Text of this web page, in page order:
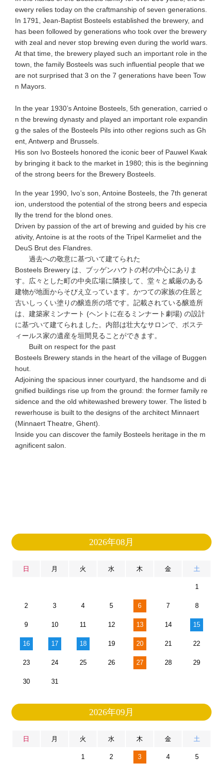
ewery relies today on the craftmanship of seven generations.
In 1791, Jean-Baptist Bosteels established the brewery, and
has been followed by generations who took over the brewery
with zeal and never stop brewing even during the world wars.
At that time, the brewery played such an important role in the
town, the family Bosteels was such influential people that we
are not surprised that 3 on the 7 generations have been Tow
n Mayors.
In the year 1930’s Antoine Bosteels, 5th generation, carried o
n the brewing dynasty and played an important role expandin
g the sales of the Bosteels Pils into other regions such as Gh
ent, Antwerp and Brussels.
His son Ivo Bosteels honored the iconic beer of Pauwel Kwak
by bringing it back to the market in 1980; this is the beginning
of the strong beers for the Brewery Bosteels.
In the year 1990, Ivo’s son, Antoine Bosteels, the 7th generat
ion, understood the potential of the strong beers and especia
lly the trend for the blond ones.
Driven by passion of the art of brewing and guided by his cre
ativity, Antoine is at the roots of the Tripel Karmeliet and the
DeuS Brut des Flandres.
過去への敬意に基づいて建てられた
Bosteels Brewery は、ブッゲンハウトの村の中心にありま
す。広々とした町の中央広場に隣接して、堂々と威厳のある
建物が地面からそびえ立っています。かつての家族の住居と
古いしっくい塗りの醸造所の塔です。記載されている醸造所
は、建築家ミンナート (ヘントに在るミンナート劇場) の設計
に基づいて建てられました。内部は壮大なサロンで、ボステ
ィールス家の遺産を垣間見ることができます。
Built on respect for the past
Bosteels Brewery stands in the heart of the village of Buggen
hout.
Adjoining the spacious inner courtyard, the handsome and di
gnified buildings rise up from the ground: the former family re
sidence and the old whitewashed brewery tower. The listed b
rewerhouse is built to the designs of the architect Minnaert
(Minnaert Theatre, Ghent).
Inside you can discover the family Bosteels heritage in the m
agnificent salon.
2026年08月
日 月 火 水 木 金 土
1
2 3 4 5 6 7 8
9 10 11 12 13 14 15
16 17 18 19 20 21 22
23 24 25 26 27 28 29
30 31
2026年09月
日 月 火 水 木 金 土
1 2 3 4 5